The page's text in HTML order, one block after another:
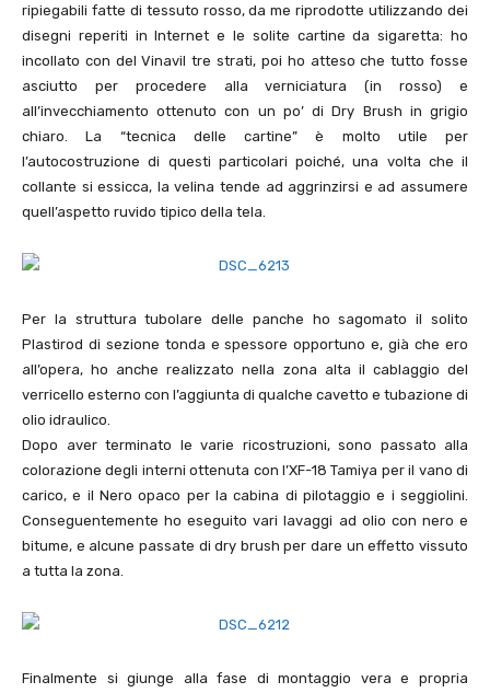
ripiegabili fatte di tessuto rosso, da me riprodotte utilizzando dei
disegni reperiti in Internet e le solite cartine da sigaretta: ho
incollato con del Vinavil tre strati, poi ho atteso che tutto fosse
asciutto per procedere alla verniciatura (in rosso) e
all’invecchiamento ottenuto con un po’ di Dry Brush in grigio
chiaro. La “tecnica delle cartine” è molto utile per
l’autocostruzione di questi particolari poiché, una volta che il
collante si essicca, la velina tende ad aggrinzirsi e ad assumere
quell’aspetto ruvido tipico della tela.
Per la struttura tubolare delle panche ho sagomato il solito
Plastirod di sezione tonda e spessore opportuno e, già che ero
all’opera, ho anche realizzato nella zona alta il cablaggio del
verricello esterno con l’aggiunta di qualche cavetto e tubazione di
olio idraulico.
Dopo aver terminato le varie ricostruzioni, sono passato alla
colorazione degli interni ottenuta con l’XF-18 Tamiya per il vano di
carico, e il Nero opaco per la cabina di pilotaggio e i seggiolini.
Conseguentemente ho eseguito vari lavaggi ad olio con nero e
bitume, e alcune passate di dry brush per dare un effetto vissuto
a tutta la zona.
Finalmente si giunge alla fase di montaggio vera e propria